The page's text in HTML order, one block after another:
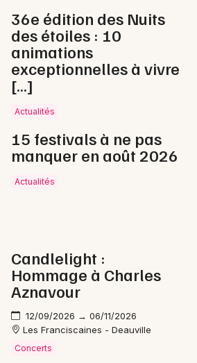
36e édition des Nuits
des étoiles : 10
animations
exceptionnelles à vivre
[…]
Actualités
15 festivals à ne pas
manquer en août 2026
Actualités
Candlelight :
Hommage à Charles
Aznavour
12/09/2026 → 06/11/2026
Les Franciscaines - Deauville
Concerts